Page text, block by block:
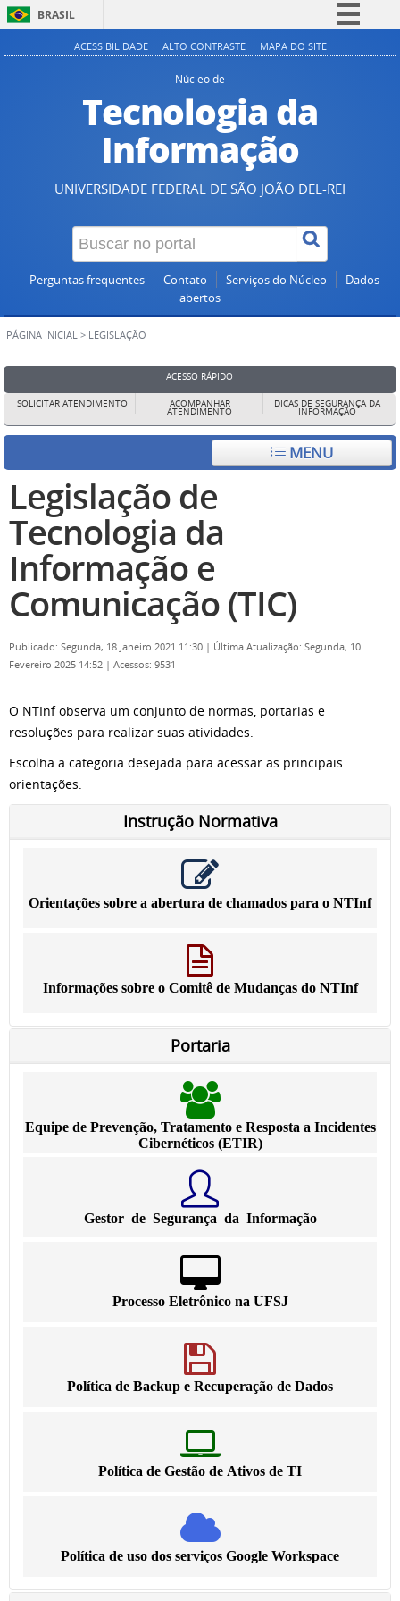
BRASIL
Simplifique!
Participe
Acesso à informação
Legislação
Canais
ACESSIBILIDADE ALTO CONTRASTE MAPA DO SITE
Núcleo de
Tecnologia da
Informação
UNIVERSIDADE FEDERAL DE SÃO JOÃO DEL-REI
Perguntas frequentes Contato Serviços do Núcleo
Dados
abertos
PÁGINA INICIAL > LEGISLAÇÃO
ACESSO RÁPIDO
SOLICITAR ATENDIMENTO ACOMPANHAR
ATENDIMENTO
DICAS DE SEGURANÇA DA
INFORMAÇÃO
MENU
Legislação de
Tecnologia da
Informação e
Comunicação (TIC)
Publicado: Segunda, 18 Janeiro 2021 11:30 | Última Atualização: Segunda, 10
Fevereiro 2025 14:52 | Acessos: 9531
O NTInf observa um conjunto de normas, portarias e
resoluções para realizar suas atividades.
Escolha a categoria desejada para acessar as principais
orientações.
Instrução Normativa
Orientações sobre a abertura de chamados para o NTInf
Informações sobre o Comitê de Mudanças do NTInf
Portaria
Equipe de Prevenção, Tratamento e Resposta a Incidentes
Cibernéticos (ETIR)
Gestor de Segurança da Informação
Processo Eletrônico na UFSJ
Política de Backup e Recuperação de Dados
Política de Gestão de Ativos de TI
Política de uso dos serviços Google Workspace